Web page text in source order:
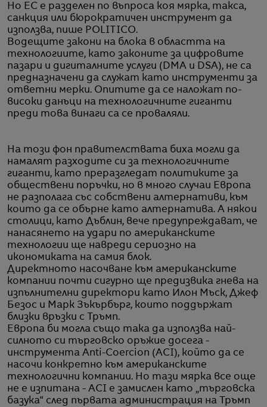
Но ЕС е разделен по въпроса коя мярка, такса,
санкция или бюрократичен инструмент да
използва, пише POLITICO.
Водещите закони на блока в областта на
технологиите, като законите за цифровите
пазари и дигиталните услуги (DMA и DSA), не са
предназначени да служат като инструменти за
ответни мерки. Опитите да се наложат по-
високи данъци на технологичните гиганти
преди това винаги са се проваляли.
На този фон правителствата биха могли да
намалят разходите си за технологичните
гиганти, като преразгледат политиките за
обществени поръчки, но в много случаи Европа
не разполага със собствени алтернативи, към
които да се обърне като алтернатива. А някои
столици, като Дъблин, вече предупреждават, че
нанасянето на удари по американските
технологии ще навреди сериозно на
икономиката на самия блок.
Директното насочване към американските
компании почти сигурно ще предизвика гнева на
изпълнителни директори като Илон Мъск, Джеф
Безос и Марк Зъкърбърг, които поддържат
близки връзки с Тръмп.
Европа би могла също така да използва най-
силното си търговско оръжие досега -
инструмента Anti-Coercion (ACI), който да се
насочи конкретно към американските
технологични компании. Но тази мярка все още
не е изпитана - ACI е замислен като „търговска
базука“ след първата администрация на Тръмп